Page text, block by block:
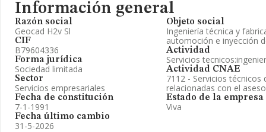
Información general
Razón social
Geocad H2v Sl
CIF
B79604336
Forma jurídica
Sociedad limitada
Sector
Servicios empresariales
Fecha de constitución
7-1-1991
Fecha último cambio
31-5-2026
Objeto social
Ingeniería técnica y
automoción e inyección
Actividad
Servicios
Actividad CNAE
7112 - Servicios técnicos
relacionadas con el
Estado de la empresa
Viva